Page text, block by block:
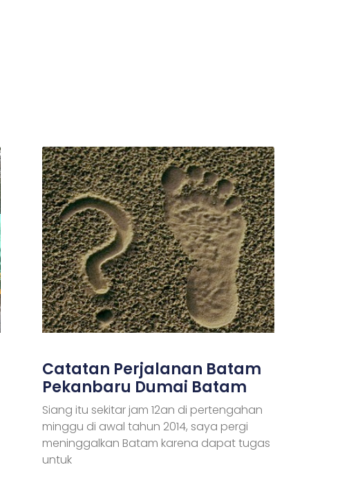
Catatan Perjalanan Batam
Pekanbaru Dumai Batam
Siang itu sekitar jam 12an di pertengahan
minggu di awal tahun 2014, saya pergi
meninggalkan Batam karena dapat tugas
untuk